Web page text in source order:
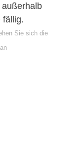
fällig.
Sie sich die